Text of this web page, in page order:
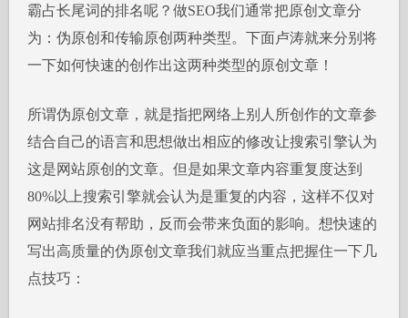
霸占长尾词的排名呢？做SEO我们通常把原创文章分
为：伪原创和传输原创两种类型。下面卢涛就来分别将
一下如何快速的创作出这两种类型的原创文章！
所谓伪原创文章，就是指把网络上别人所创作的文章参
结合自己的语言和思想做出相应的修改让搜索引擎认为
这是网站原创的文章。但是如果文章内容重复度达到
80%以上搜索引擎就会认为是重复的内容，这样不仅对
网站排名没有帮助，反而会带来负面的影响。想快速的
写出高质量的伪原创文章我们就应当重点把握住一下几
点技巧：